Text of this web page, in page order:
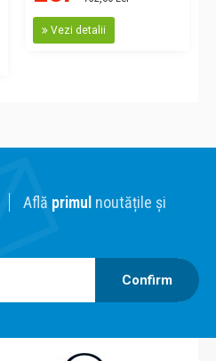
Vezi detalii
Află primul noutățile și
Confirm